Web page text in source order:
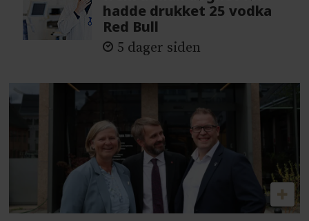
hadde drukket 25 vodka
Red Bull
5 dager siden